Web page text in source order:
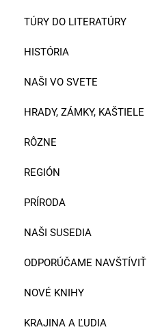
TÚRY DO LITERATÚRY
HISTÓRIA
NAŠI VO SVETE
HRADY, ZÁMKY, KAŠTIELE
RÔZNE
REGIÓN
PRÍRODA
NAŠI SUSEDIA
ODPORÚČAME NAVŠTÍVIŤ
NOVÉ KNIHY
KRAJINA A ĽUDIA